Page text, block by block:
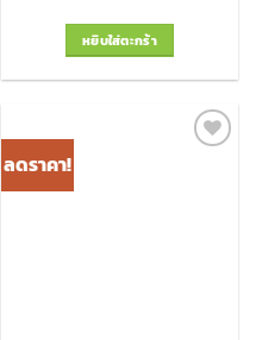
หยิบใส่ตะกร้า
ลดราคา!